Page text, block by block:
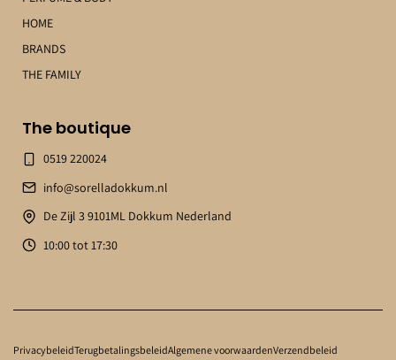
HOME
BRANDS
THE FAMILY
The boutique
0519 220024
info@sorelladokkum.nl
De Zijl 3 9101ML Dokkum Nederland
10:00 tot 17:30
PrivacybeleidTerugbetalingsbeleidAlgemene voorwaardenVerzendbeleid